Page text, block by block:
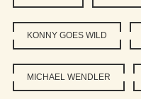
KONNY GOES WILD
MICHAEL WENDLER